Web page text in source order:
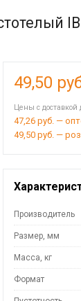
49,50
Цены с
47,26 руб. —
49,50 руб. —
Производитель
Размер, мм
Масса, кг
Формат